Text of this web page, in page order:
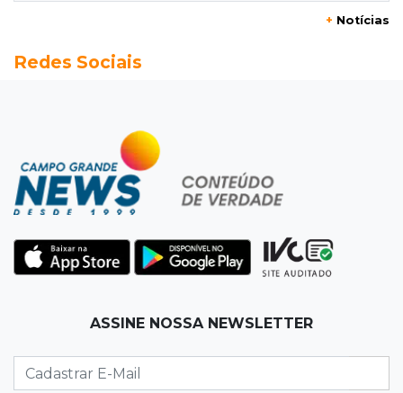
Caminhão envolvido em acidente com 4
Pagará indenização
Homem que atacou ex com motosserra na
frente da filha é condenado
Rodamos 1.000 km com o Basalt; veja onde
ele mais surpreendeu
Luto na arquitetura
arquiteto dos projetos fora do comum
+ Notícias
Redes Sociais
ASSINE NOSSA NEWSLETTER